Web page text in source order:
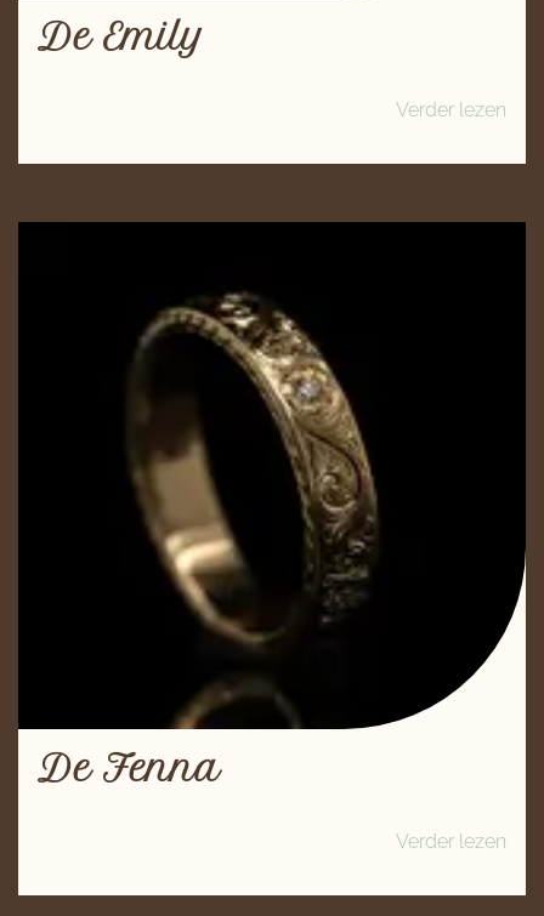
De Emily
Verder lezen
De Fenna
Verder lezen